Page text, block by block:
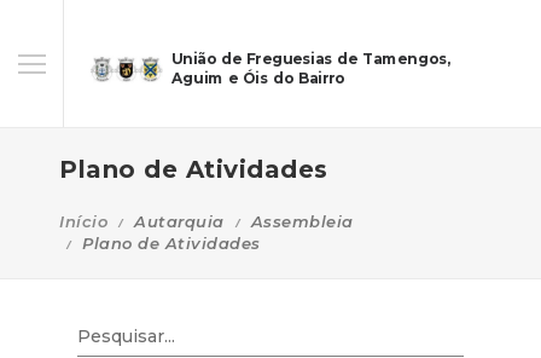
União de Freguesias de Tamengos,
Aguim e Óis do Bairro
Plano de Atividades
Início Autarquia
Assembleia
Plano de Atividades